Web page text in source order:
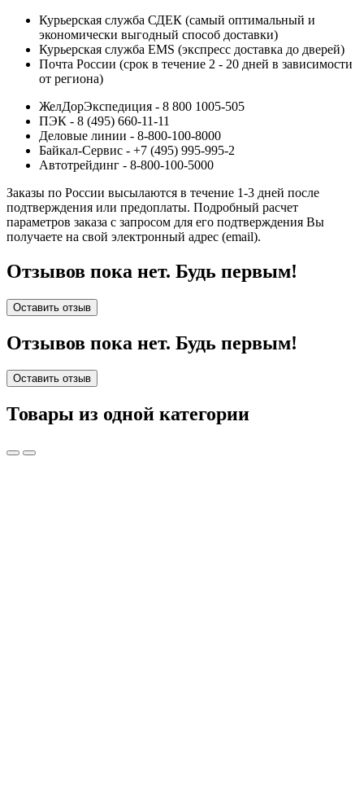
Курьерская служба СДЕК (самый оптимальный и
экономически выгодный способ доставки)
Курьерская служба EMS (экспресс доставка до дверей)
Почта России (срок в течение 2 - 20 дней в зависимости
от региона)
ЖелДорЭкспедиция - 8 800 1005-505
ПЭК - 8 (495) 660-11-11
Деловые линии - 8-800-100-8000
Байкал-Сервис - +7 (495) 995-995-2
Автотрейдинг - 8-800-100-5000
Заказы по России высылаются в течение 1-3 дней после
подтверждения или предоплаты. Подробный расчет
параметров заказа с запросом для его подтверждения Вы
получаете на свой электронный адрес (email).
Отзывов пока нет. Будь первым!
Оставить отзыв
Отзывов пока нет. Будь первым!
Оставить отзыв
Товары из одной категории